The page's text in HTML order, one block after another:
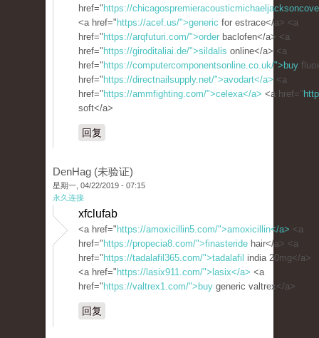
href=" https://
<a href=" https://acef.us/">generic for estrace</a> <a
href=" https://arqfuturi.com/">order baclofen</a> <a
href=" https://giroditaliai.de/">sildalis online</a> <a
href=" https://computercomponentsonline.co.uk/">buy
href=" https://directnailsupply.net/">avodart</a> <a
href=" https://ammfighting.com/">celexa</a> <a href="
soft</a>
回复
DenHag (未验证)
星期一, 04/22/2019 - 07:15
永久连接
xfclufab
<a href=" https://amoxicillin5.com/">amoxicillin</a> <a
href=" https://propecia8.com/">finasteride hair</a> <a
href=" https://tadalafil365.com/">tadalafil india 20mg</a>
<a href=" https://lasix911.com/">lasix</a> <a
href=" https://valtrex1.com/">buy generic valtrex</a>
回复